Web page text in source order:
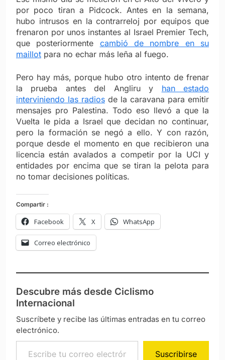
por poco tiran a Pidcock. Antes en la semana,
hubo intrusos en la contrarreloj por equipos que
frenaron por unos instantes al Israel Premier Tech,
que posteriormente cambió de nombre en su
maillot para no echar más leña al fuego.
Pero hay más, porque hubo otro intento de frenar
la prueba antes del Angliru y han estado
interviniendo las radios de la caravana para emitir
mensajes pro Palestina. Todo eso llevó a que la
Vuelta le pida a Israel que decidan no continuar,
pero la formación se negó a ello. Y con razón,
porque desde el momento en que recibieron una
licencia están avalados a competir por la UCI y
entidades por encima que se tiran la pelota para
no tomar decisiones políticas.
Compartir :
Facebook X WhatsApp
Correo electrónico
Descubre más desde Ciclismo
Internacional
Suscríbete y recibe las últimas entradas en tu correo
electrónico.
Escribe tu correo electrónico…
Suscribirse